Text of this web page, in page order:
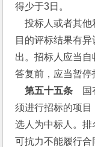
得少于3日。
投标人或者其他
目的评标结果有
出。招标人应当
答复前，应当暂停
第五十五条 国
须进行招标的项
选人为中标人。
可抗力不能履行